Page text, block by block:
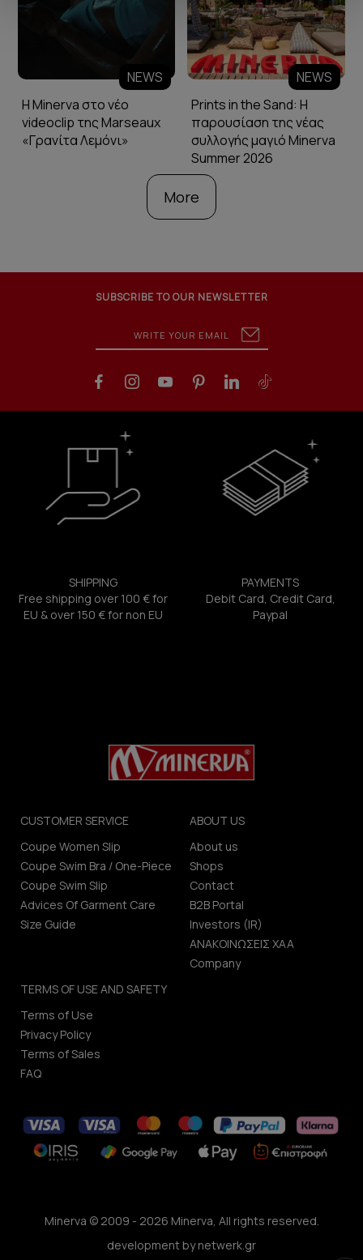
NEWS
Η Minerva στο νέο
videoclip της Marseaux
«Γρανίτα Λεμόνι»
NEWS
Prints in the Sand: Η
παρουσίαση της νέας
συλλογής μαγιό Minerva
Summer 2026
More
SUBSCRIBE TO OUR NEWSLETTER
SHIPPING
Free shipping over 100 € for
EU & over 150 € for non EU
PAYMENTS
Debit Card, Credit Card,
Paypal
CUSTOMER SERVICE
Coupe Women Slip
Coupe Swim Bra / One-Piece
Coupe Swim Slip
Advices Of Garment Care
Size Guide
ABOUT US
About us
Shops
Contact
B2B Portal
Investors (IR)
ΑΝΑΚΟΙΝΩΣΕΙΣ ΧΑΑ
Company
TERMS OF USE AND SAFETY
Terms of Use
Privacy Policy
Terms of Sales
FAQ
Minerva © 2009 - 2026 Minerva, All rights reserved.
development bynetwerk.gr